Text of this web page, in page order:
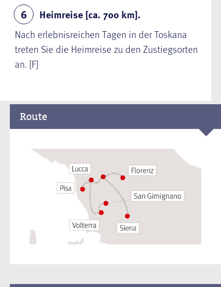
6
Heimreise [ca. 700 km].
Nach erlebnisreichen Tagen in der Toskana
treten Sie die Heimreise zu den Zustiegsorten
an. [F]
Route